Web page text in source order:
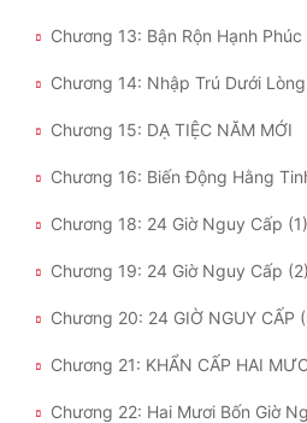
Chương 13: Bận Rộn Hạnh Phúc
Chương 14: Nhập Trú Dưới
Chương 15: DẠ TIỆC NĂM MỚI
Chương 16: Biến Động Hằng
Chương 18: 24 Giờ Nguy Cấp (1)
Chương 19: 24 Giờ Nguy Cấp (2)
Chương 20: 24 GIỜ NGUY CẤP
Chương 21: KHẨN CẤP HAI
Chương 22: Hai Mươi Bốn Giờ